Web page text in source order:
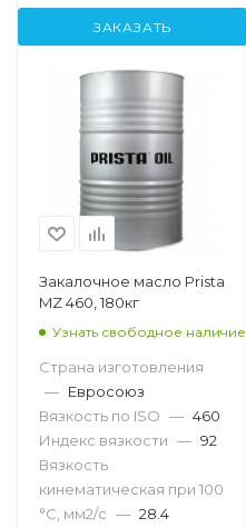
ЗАКАЗАТЬ
Закалочное масло Prista
MZ 460, 180кг
Узнать свободное наличие
Страна изготовления
— Евросоюз
Вязкость по ISO — 460
Индекс вязкости — 92
Вязкость
кинематическая при 100
°С, мм2/с — 28.4